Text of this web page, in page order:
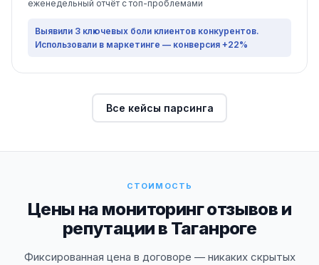
еженедельный отчёт с топ-проблемами
Выявили 3 ключевых боли клиентов конкурентов.
Использовали в маркетинге — конверсия +22%
Все кейсы парсинга
СТОИМОСТЬ
Цены на мониторинг отзывов и
репутации в Таганроге
Фиксированная цена в договоре — никаких скрытых